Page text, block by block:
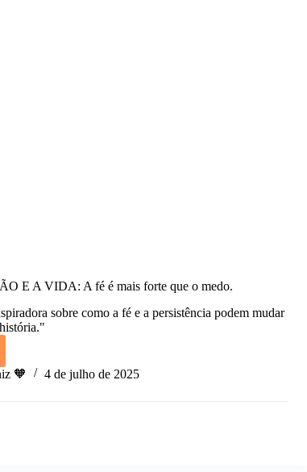
E A VIDA: A fé é mais forte que o medo.
sobre como a fé e a persistência podem mudar
🧡 4 de julho de 2025